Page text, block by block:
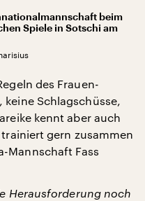
beim
Spiele in Sotschi am
des Frauen-
Schlagschüsse,
kennt aber auch
gern zusammen
Mannschaft Fass
Herausforderung noch